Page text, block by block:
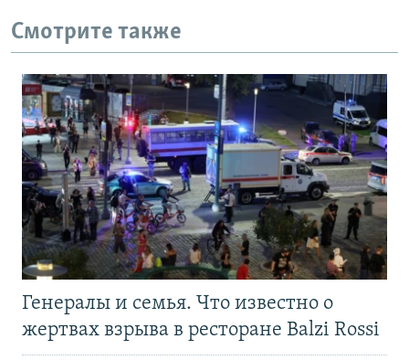
Смотрите также
Генералы и семья. Что известно о
жертвах взрыва в ресторане Balzi Rossi